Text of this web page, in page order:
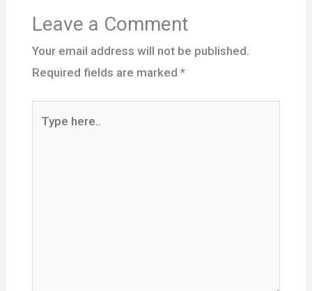
Leave a Comment
Your email address will not be published.
Required fields are marked *